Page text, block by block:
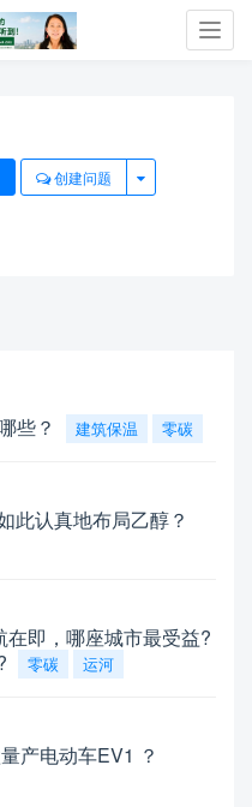
创建问题
些？ 建筑保温 零碳
此认真地布局乙醇？
在即，哪座城市最受益?
零碳 运河
产电动车EV1 ？